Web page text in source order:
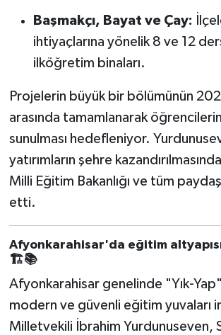
Başmakçı, Bayat ve Çay:
ihtiyaçlarına yönelik 8 ve 12
ilköğretim binaları.
Projelerin büyük bir bölümünün
arasında tamamlanarak
sunulması hedefleniyor.
yatırımların şehre
Milli Eğitim Bakanlığı ve tüm
etti.
Afyonkarahisar'da eğitim
🏗️📚
Afyonkarahisar genelinde "Yık-
modern ve güvenli eğitim yuvaları
Milletvekili İbrahim Yurdunuseven,